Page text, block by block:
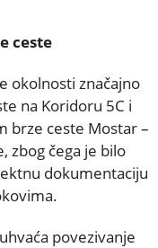
ceste
okolnosti značajno
na Koridoru 5C i
brze ceste Mostar –
zbog čega je bilo
dokumentaciju
povezivanje